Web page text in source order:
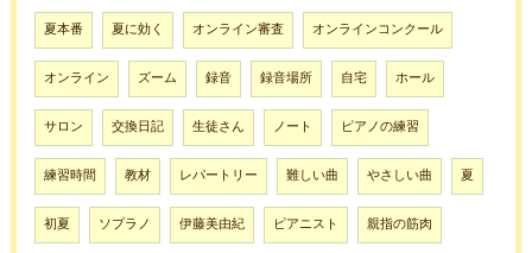
夏本番 夏に効く オンライン審査 オンラインコンクール
オンライン ズーム 録音 録音場所 自宅 ホール
サロン 交換日記 生徒さん ノート ピアノの練習
練習時間 教材 レパートリー 難しい曲 やさしい曲 夏
初夏 ソプラノ 伊藤美由紀 ピアニスト 親指の筋肉